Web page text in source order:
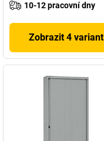
10-12 pracovní dny
Zobrazit 4 variant